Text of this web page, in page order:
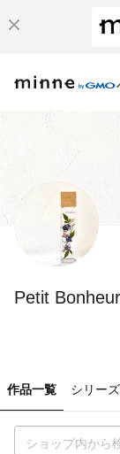
Petit
作品一覧 シリーズ